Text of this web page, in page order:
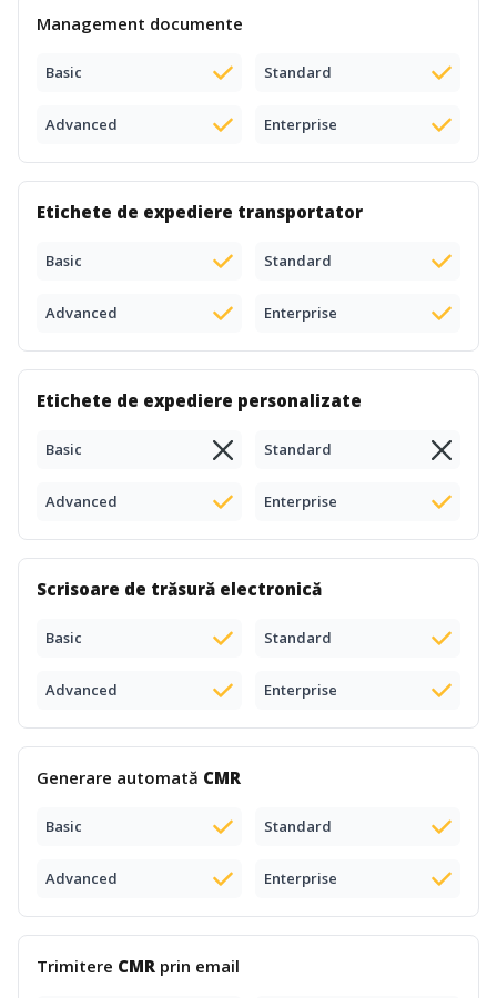
Management documente
Basic Standard
Advanced Enterprise
Etichete de expediere transportator
Basic Standard
Advanced Enterprise
Etichete de expediere personalizate
Basic Standard
Advanced Enterprise
Scrisoare de trăsură electronică
Basic Standard
Advanced Enterprise
Generare automată CMR
Basic Standard
Advanced Enterprise
Trimitere CMR prin email